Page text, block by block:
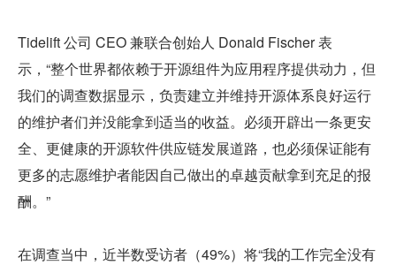
Tidelift 公司 CEO 兼联合创始人 Donald Fischer 表
示，“整个世界都依赖于开源组件为应用程序提供动力，但
我们的调查数据显示，负责建立并维持开源体系良好运行
的维护者们并没能拿到适当的收益。必须开辟出一条更安
全、更健康的开源软件供应链发展道路，也必须保证能有
更多的志愿维护者能因自己做出的卓越贡献拿到充足的报
酬。”
在调查当中，近半数受访者（49%）将“我的工作完全没有